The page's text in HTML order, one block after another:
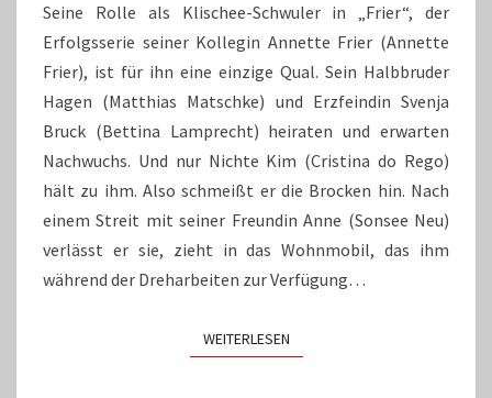
Seine Rolle als Klischee-Schwuler in „Frier“, der
Erfolgsserie seiner Kollegin Annette Frier (Annette
Frier), ist für ihn eine einzige Qual. Sein Halbbruder
Hagen (Matthias Matschke) und Erzfeindin Svenja
Bruck (Bettina Lamprecht) heiraten und erwarten
Nachwuchs. Und nur Nichte Kim (Cristina do Rego)
hält zu ihm. Also schmeißt er die Brocken hin. Nach
einem Streit mit seiner Freundin Anne (Sonsee Neu)
verlässt er sie, zieht in das Wohnmobil, das ihm
während der Dreharbeiten zur Verfügung…
WEITERLESENWEITERLESEN